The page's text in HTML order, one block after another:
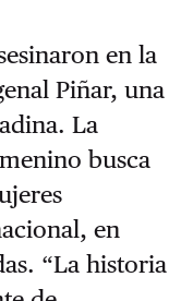
en la
Piñar, una
La
busca
en
“La historia